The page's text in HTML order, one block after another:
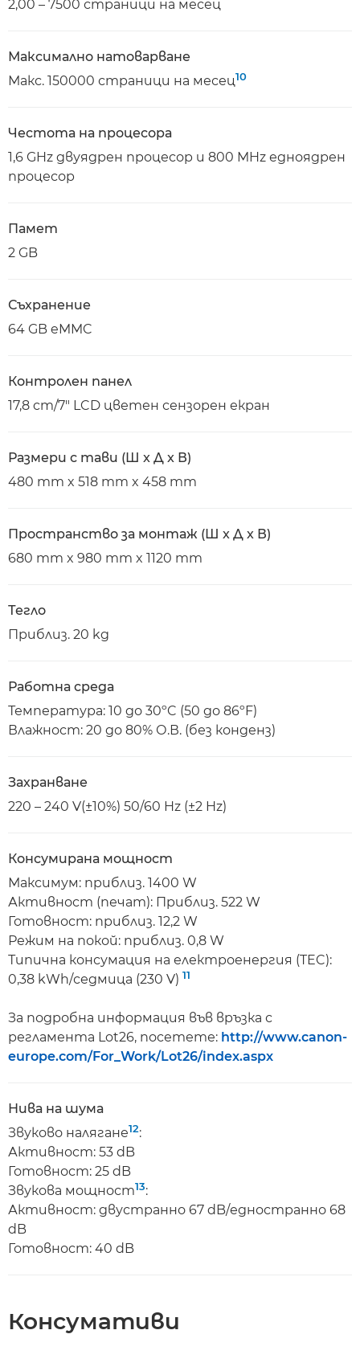
2,00 – 7500 страници на месец
Максимално натоварване
Макс. 150000 страници на месец10
Честота на процесора
1,6 GHz двуядрен процесор и 800 MHz едноядрен
процесор
Памет
2 GB
Съхранение
64 GB eMMC
Контролен панел
17,8 cm/7" LCD цветен сензорен екран
Размери с тави (Ш x Д x В)
480 mm x 518 mm x 458 mm
Пространство за монтаж (Ш x Д x В)
680 mm x 980 mm x 1120 mm
Тегло
Приблиз. 20 kg
Работна среда
Температура: 10 до 30ºC (50 до 86ºF)
Влажност: 20 до 80% О.В. (без конденз)
Захранване
220 – 240 V(±10%) 50/60 Hz (±2 Hz)
Консумирана мощност
Максимум: приблиз. 1400 W
Активност (печат): Приблиз. 522 W
Готовност: приблиз. 12,2 W
Режим на покой: приблиз. 0,8 W
Типична консумация на електроенергия (TEC):
0,38 kWh/седмица (230 V) 11
За подробна информация във връзка с
регламента Lot26, посетете: http://www.canon-
europe.com/For_Work/Lot26/index.aspx
Нива на шума
Звуково налягане12:
Активност: 53 dB
Готовност: 25 dB
Звукова мощност13:
Активност: двустранно 67 dB/едностранно 68
dB
Готовност: 40 dB
Консумативи